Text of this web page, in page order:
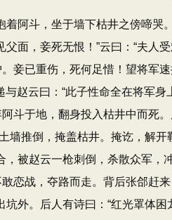
斗，坐于墙下枯井之傍啼哭
面，妾死无恨！”云曰：“夫人
妾已重伤，死何足惜！望将军
赵云曰：“此子性命全在将军
斗于地，翻身投入枯井中而死
推倒，掩盖枯井。掩讫，解
被赵云一枪刺倒，杀散众军
恋战，夺路而走。背后张郃赶
外。后人有诗曰：“红光罩体